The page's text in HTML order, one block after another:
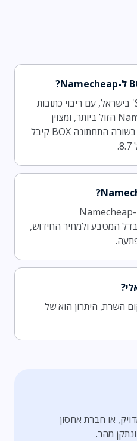
BOX החלוץ של 'אחסון SEO' בישראל, עם ריבוי כתובות
C-Class, בעוד ש-Namecheap הזול ביותר, ומצוין
לחבילת דומיין + אחסון יחד. בשורה התחתונה BOX קיבל
BOX מתחיל ב-₪46/חודש ו-Namecheap
להבדל המטבע ולמחיר החידוש,
השרת, היתרון הוא של
או חברת אחסון
מהר.